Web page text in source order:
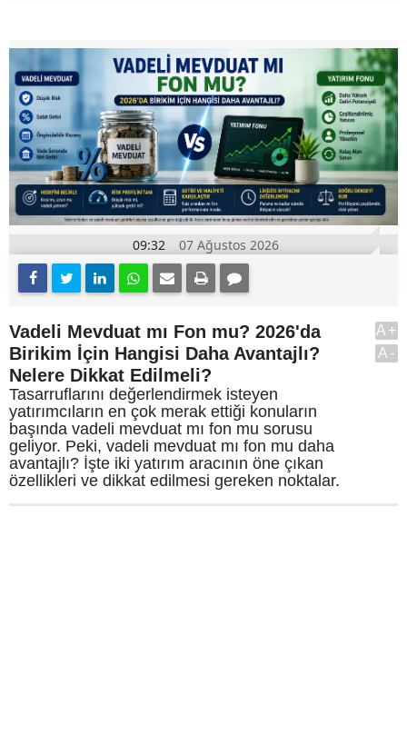
09:32 07 Ağustos 2026
Vadeli Mevduat mı Fon mu? 2026'da
Birikim İçin Hangisi Daha Avantajlı?
Nelere Dikkat Edilmeli?
Tasarruflarını değerlendirmek isteyen
yatırımcıların en çok merak ettiği konuların
başında vadeli mevduat mı fon mu sorusu
geliyor. Peki, vadeli mevduat mı fon mu daha
avantajlı? İşte iki yatırım aracının öne çıkan
özellikleri ve dikkat edilmesi gereken noktalar.
A+
A-